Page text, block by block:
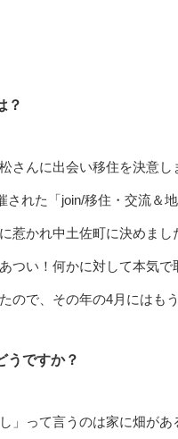
？
さんに出会い移住を決意
された「join/移住・交流＆
惹かれ中土佐町に決めま
つい！何かに対して本気
ので、その年の4月にはも
うですか？
」って言うのは家に畑が